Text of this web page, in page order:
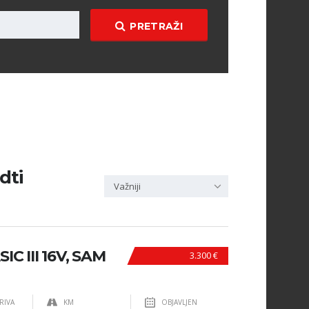
PRETRAŽI
Važniji
3.300 €
III 16V, SAM
KM OBJAVLJEN